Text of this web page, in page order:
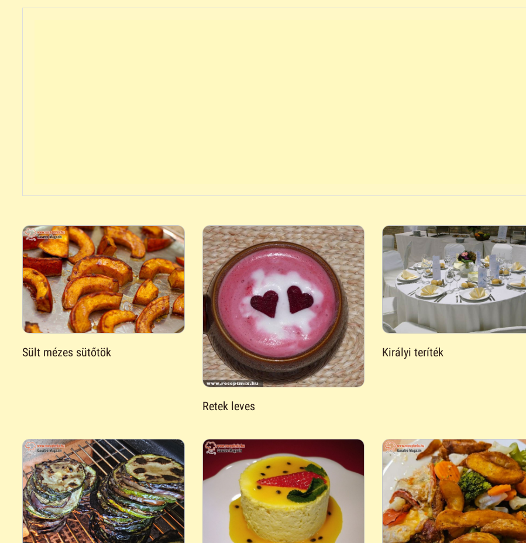
Sült mézes sütőtök
Retek leves
Királyi teríték